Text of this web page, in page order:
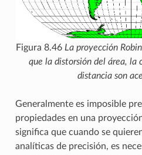
Figura 8.46 La proyección
que la distorsión del área, la
distancia son
Generalmente es imposible
propiedades en una
significa que cuando se
analíticas de precisión, es